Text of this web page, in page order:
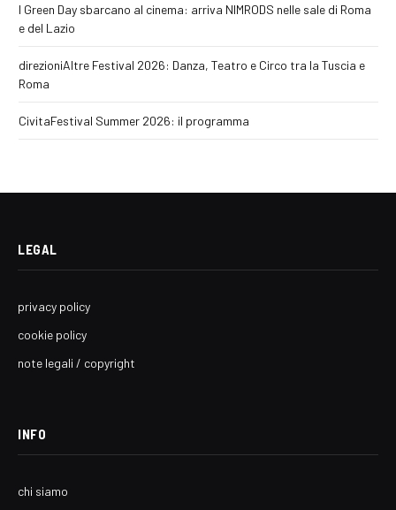
I Green Day sbarcano al cinema: arriva NIMRODS nelle sale di Roma
e del Lazio
direzioniAltre Festival 2026: Danza, Teatro e Circo tra la Tuscia e
Roma
CivitaFestival Summer 2026: il programma
LEGAL
privacy policy
cookie policy
note legali / copyright
INFO
chi siamo